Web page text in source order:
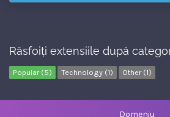
Răsfoiți extensiile după
Popular (5) Technology (1) Other (1)
Domeniu